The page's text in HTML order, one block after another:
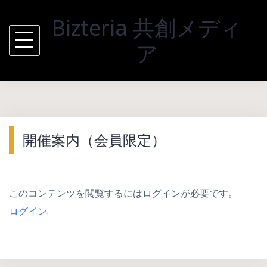
content
Bizteria 共創メディ
ア
開催案内（会員限定）
このコンテンツを閲覧するにはログインが必要です。
ログイン.